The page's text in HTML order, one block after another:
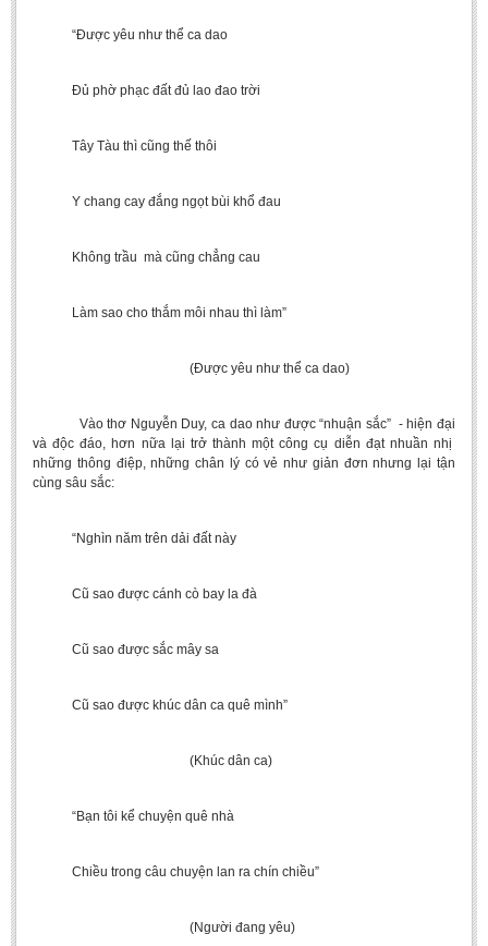
“Được yêu như thể ca dao
Đủ phờ phạc đất đủ lao đao trời
Tây Tàu thì cũng thế thôi
Y chang cay đắng ngọt bùi khổ đau
Không trầu mà cũng chẳng cau
Làm sao cho thắm môi nhau thì làm”
(Được yêu như thể ca dao)
Vào thơ Nguyễn Duy, ca dao như được “nhuận sắc” - hiện đại
và độc đáo, hơn nữa lại trở thành một công cụ diễn đạt nhuần nhị
những thông điệp, những chân lý có vẻ như giản đơn nhưng lại tận
cùng sâu sắc:
“Nghìn năm trên dải đất này
Cũ sao được cánh cò bay la đà
Cũ sao được sắc mây sa
Cũ sao được khúc dân ca quê mình”
(Khúc dân ca)
“Bạn tôi kể chuyện quê nhà
Chiều trong câu chuyện lan ra chín chiều”
(Người đang yêu)